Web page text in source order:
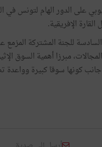
على الدور الهام لتونس في
الإفريقية.
للجنة المشتركة المزمع
مبرزا أهمية السوق
كونها سوقا كبيرة